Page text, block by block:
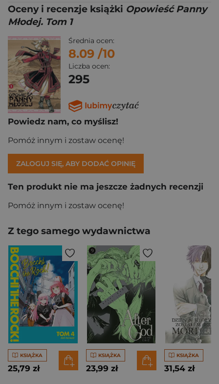
Oceny i recenzje książki Opowieść Panny
Młodej. Tom 1
Średnia ocen:
8.09 /10
Liczba ocen:
295
Powiedz nam, co myślisz!
Pomóż innym i zostaw ocenę!
ZALOGUJ SIĘ, ABY DODAĆ OPINIĘ
Ten produkt nie ma jeszcze żadnych recenzji
Pomóż innym i zostaw ocenę!
Z tego samego wydawnictwa
KSIĄŻKA
25,79 zł
KSIĄŻKA
23,99 zł
KSIĄŻKA
31,54 zł